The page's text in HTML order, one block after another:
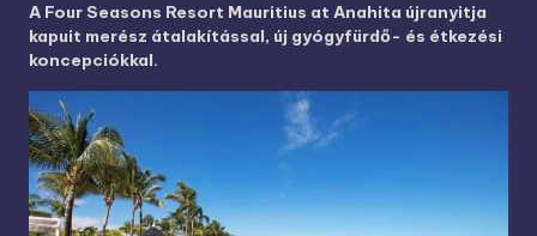
A Four Seasons Resort Mauritius at Anahita újranyitja
kapuit merész átalakítással, új gyógyfürdő- és étkezési
koncepciókkal.